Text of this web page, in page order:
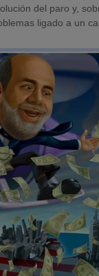
del paro y,
ligado a un